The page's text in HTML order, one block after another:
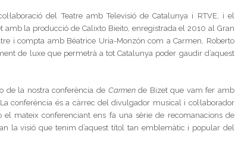
del Teatre amb Televisió de Catalunya i RTVE, i el
amb la producció de Calixto Bieito, enregistrada el 2010 al Gran
i compta amb Béatrice Uria-Monzón com a Carmen, Roberto
de luxe que permetrà a tot Catalunya poder gaudir d’aquest
de la nostra conferència de Carmende Bizet que vam fer amb
conferència és a càrrec del divulgador musical i col·laborador
el mateix conferenciant ens fa una sèrie de recomanacions de
la visió que tenim d’aquest títol tan emblemàtic i popular del